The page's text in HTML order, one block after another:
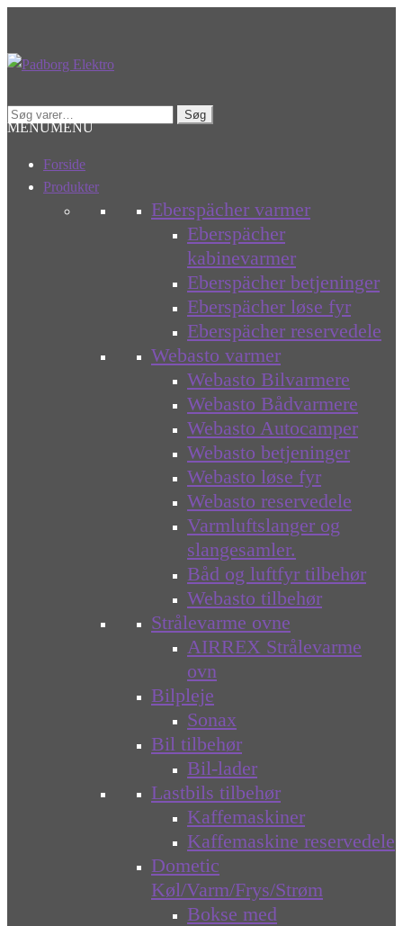
Spring
Spring
Søg
efter:
Søg
MENUMENU
Forside
Produkter
Eberspächer varmer
Eberspächer
kabinevarmer
Eberspächer betjeninger
Eberspächer løse fyr
Eberspächer reservedele
Webasto varmer
Webasto Bilvarmere
Webasto Bådvarmere
Webasto Autocamper
Webasto betjeninger
Webasto løse fyr
Webasto reservedele
Varmluftslanger og
slangesamler.
Båd og luftfyr tilbehør
Webasto tilbehør
Strålevarme ovne
AIRREX Strålevarme
ovn
Bilpleje
Sonax
Bil tilbehør
Bil-lader
Lastbils tilbehør
Kaffemaskiner
Kaffemaskine reservedele
Dometic
Køl/Varm/Frys/Strøm
Bokse med